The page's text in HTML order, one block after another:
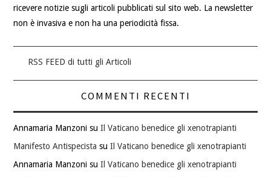
ricevere notizie sugli articoli pubblicati sul sito web. La newsletter
non è invasiva e non ha una periodicità fissa.
RSS FEED di tutti gli Articoli
COMMENTI RECENTI
Annamaria Manzoni suIl Vaticano benedice gli xenotrapianti
Manifesto Antispecista suIl Vaticano benedice gli xenotrapianti
Annamaria Manzoni suIl Vaticano benedice gli xenotrapianti